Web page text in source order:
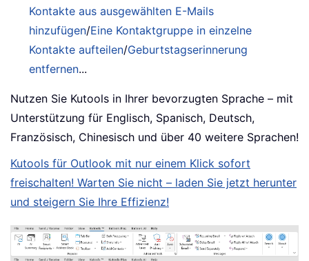
Kontakte aus ausgewählten E-Mails
hinzufügen/Eine Kontaktgruppe in einzelne
Kontakte aufteilen/Geburtstagserinnerung
entfernen...
Nutzen Sie Kutools in Ihrer bevorzugten Sprache – mit
Unterstützung für Englisch, Spanisch, Deutsch,
Französisch, Chinesisch und über 40 weitere Sprachen!
Kutools für Outlook mit nur einem Klick sofort
freischalten! Warten Sie nicht – laden Sie jetzt herunter
und steigern Sie Ihre Effizienz!